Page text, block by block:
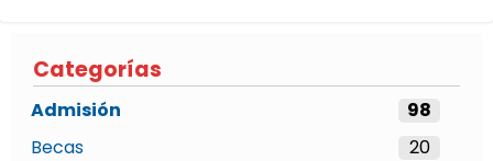
Categorías
Admisión
98
Becas
20